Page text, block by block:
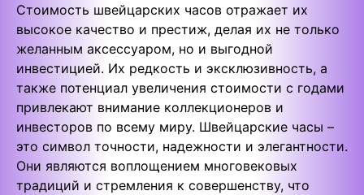
Стоимость швейцарских часов отражает их
высокое качество и престиж, делая их не только
желанным аксессуаром, но и выгодной
инвестицией. Их редкость и эксклюзивность, а
также потенциал увеличения стоимости с годами
привлекают внимание коллекционеров и
инвесторов по всему миру. Швейцарские часы –
это символ точности, надежности и элегантности.
Они являются воплощением многовековых
традиций и стремления к совершенству, что